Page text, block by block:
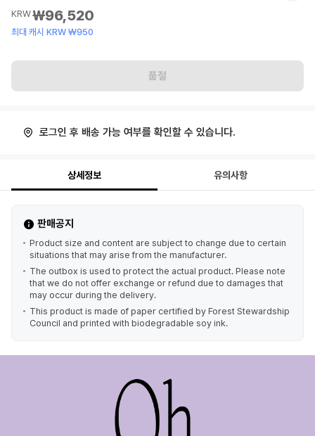
KRW₩96,520
최대 캐시 KRW ₩950
품절
로그인 후 배송 가능 여부를 확인할 수 있습니다.
상세정보 유의사항
판매공지
Product size and content are subject to change due to certain
situations that may arise from the manufacturer.
The outbox is used to protect the actual product. Please note
that we do not offer exchange or refund due to damages that
may occur during the delivery.
This product is made of paper certified by Forest Stewardship
Council and printed with biodegradable soy ink.